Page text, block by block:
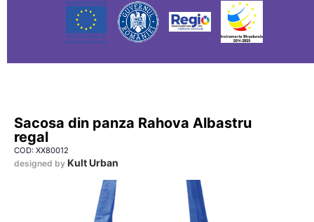
Sacosa din panza Rahova Albastru
regal
COD: XX80012
designed by Kult Urban